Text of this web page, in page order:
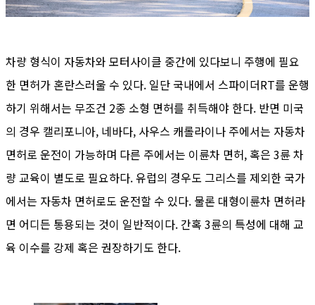
차량 형식이 자동차와 모터사이클 중간에 있다보니 주행에 필요
한 면허가 혼란스러울 수 있다. 일단 국내에서 스파이더RT를 운행
하기 위해서는 무조건 2종 소형 면허를 취득해야 한다. 반면 미국
의 경우 캘리포니아, 네바다, 사우스 캐롤라이나 주에서는 자동차
면허로 운전이 가능하며 다른 주에서는 이륜차 면허, 혹은 3륜 차
량 교육이 별도로 필요하다. 유럽의 경우도 그리스를 제외한 국가
에서는 자동차 면허로도 운전할 수 있다. 물론 대형이륜차 면허라
면 어디든 통용되는 것이 일반적이다. 간혹 3륜의 특성에 대해 교
육 이수를 강제 혹은 권장하기도 한다.